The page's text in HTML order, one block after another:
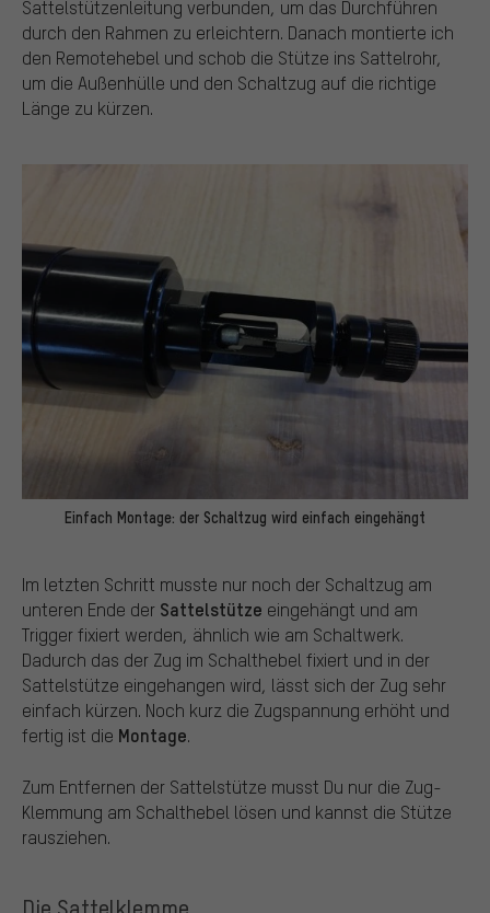
Sattelstützenleitung verbunden, um das Durchführen
durch den Rahmen zu erleichtern. Danach montierte ich
den Remotehebel und schob die Stütze ins Sattelrohr,
um die Außenhülle und den Schaltzug auf die richtige
Länge zu kürzen.
Einfach Montage: der Schaltzug wird einfach eingehängt
Im letzten Schritt musste nur noch der Schaltzug am
unteren Ende der Sattelstütze eingehängt und am
Trigger fixiert werden, ähnlich wie am Schaltwerk.
Dadurch das der Zug im Schalthebel fixiert und in der
Sattelstütze eingehangen wird, lässt sich der Zug sehr
einfach kürzen. Noch kurz die Zugspannung erhöht und
fertig ist die Montage.
Zum Entfernen der Sattelstütze musst Du nur die Zug-
Klemmung am Schalthebel lösen und kannst die Stütze
rausziehen.
Die Sattelklemme